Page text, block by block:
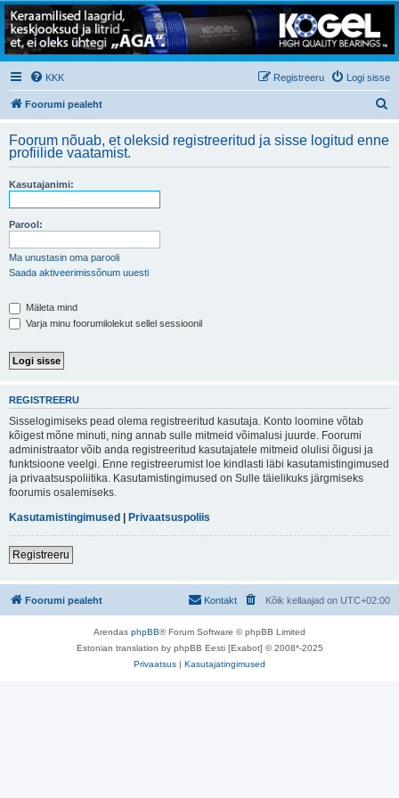
KKK Logi sisse
Registreeru
Foorumi pealeht
i
Foorum nõuab, et oleksid registreeritud ja sisse logitud enne
profiilide vaatamist.
Kasutajanimi:
Parool:
Ma unustasin oma parooli
Saada aktiveerimissõnum uuesti
Mäleta mind
Varja minu foorumilolekut sellel sessioonil
REGISTREERU
Sisselogimiseks pead olema registreeritud kasutaja. Konto loomine võtab
kõigest mõne minuti, ning annab sulle mitmeid võimalusi juurde. Foorumi
administraator võib anda registreeritud kasutajatele mitmeid olulisi õigusi ja
funktsioone veelgi. Enne registreerumist loe kindlasti läbi kasutamistingimused
ja privaatsuspoliitika. Kasutamistingimused on Sulle täielikuks järgmiseks
foorumis osalemiseks.
Kasutamistingimused | Privaatsuspoliis
Registreeru
Foorumi pealeht Kõik kellaajad on UTC+02:00
Kontakt
Arendas phpBB® Forum Software © phpBB Limited
Estonian translation by phpBB Eesti [Exabot] © 2008*-2025
Privaatsus | Kasutajatingimused